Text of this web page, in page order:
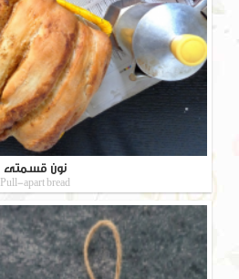
نون قسمتی
Pull-apart bread